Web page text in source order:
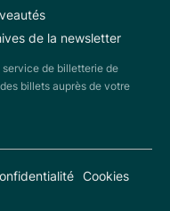
de la newsletter
de billetterie de
billets auprès de votre
Cookies